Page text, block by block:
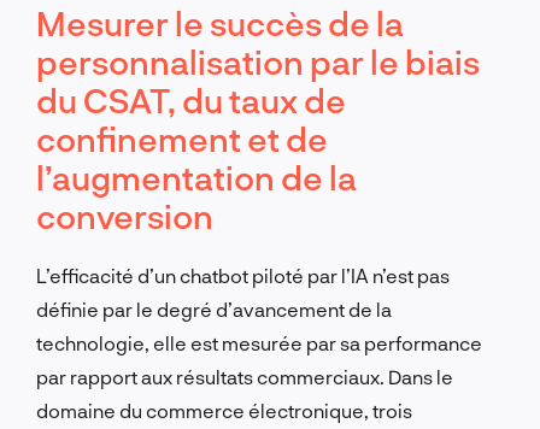
Mesurer le succès de la
personnalisation par le biais
du CSAT, du taux de
confinement et de
l’augmentation de la
conversion
L’efficacité d’un chatbot piloté par l’IA n’est pas
définie par le degré d’avancement de la
technologie, elle est mesurée par sa performance
par rapport aux résultats commerciaux. Dans le
domaine du commerce électronique, trois